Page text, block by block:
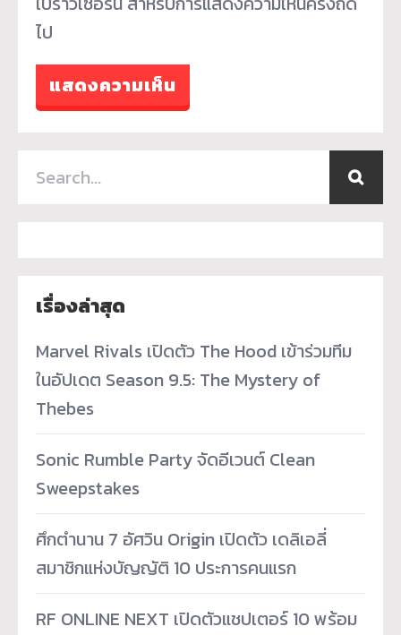
ไป
เรื่องล่าสุด
Marvel Rivals เปิดตัว The Hood เข้าร่วมทีม
ในอัปเดต Season 9.5: The Mystery of
Thebes
Sonic Rumble Party จัดอีเวนต์ Clean
Sweepstakes
ศึกตำนาน 7 อัศวิน Origin เปิดตัว เดลิเอลี่
สมาชิกแห่งบัญญัติ 10 ประการคนแรก
RF ONLINE NEXT เปิดตัวแชปเตอร์ 10 พร้อม